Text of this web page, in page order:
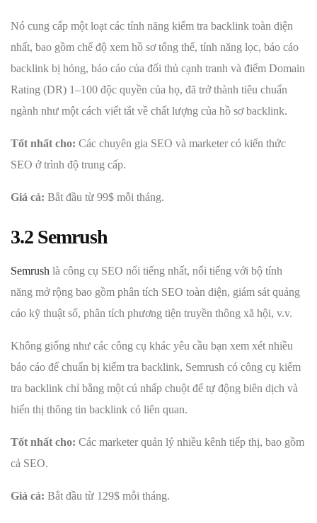
Nó cung cấp một loạt các tính năng kiểm tra backlink toàn diện
nhất, bao gồm chế độ xem hồ sơ tổng thể, tính năng lọc, báo cáo
backlink bị hỏng, báo cáo của đối thủ cạnh tranh và điểm Domain
Rating (DR) 1–100 độc quyền của họ, đã trở thành tiêu chuẩn
ngành như một cách viết tắt về chất lượng của hồ sơ backlink.
Tốt nhất cho: Các chuyên gia SEO và marketer có kiến thức
SEO ở trình độ trung cấp.
Giá cả: Bắt đầu từ 99$ mỗi tháng.
3.2 Semrush
Semrush là công cụ SEO nổi tiếng nhất, nổi tiếng với bộ tính
năng mở rộng bao gồm phân tích SEO toàn diện, giám sát quảng
cáo kỹ thuật số, phân tích phương tiện truyền thông xã hội, v.v.
Không giống như các công cụ khác yêu cầu bạn xem xét nhiều
báo cáo để chuẩn bị kiểm tra backlink, Semrush có công cụ kiểm
tra backlink chỉ bằng một cú nhấp chuột để tự động biên dịch và
hiển thị thông tin backlink có liên quan.
Tốt nhất cho: Các marketer quản lý nhiều kênh tiếp thị, bao gồm
cả SEO.
Giá cả: Bắt đầu từ 129$ mỗi tháng.